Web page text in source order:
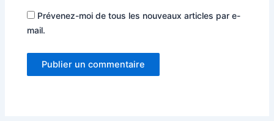
Prévenez-moi de tous les nouveaux articles par e-
mail.